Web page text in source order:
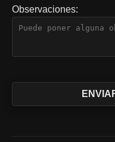
Observaciones: